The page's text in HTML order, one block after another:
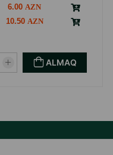
6.00
10.50
ALMAQ